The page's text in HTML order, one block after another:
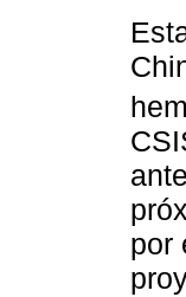
por